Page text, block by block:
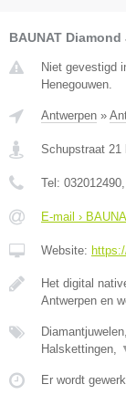
BAUNAT
Niet gevestigd
Henegouwen.
Antwerpen »
Schupstraat 21
Tel: 032012490
E-mail ›
Website:
Het digital
Antwerpen en
Halskettingen,
Er wordt